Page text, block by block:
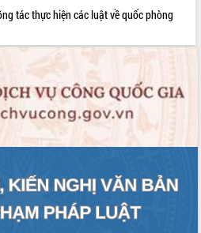
tác thực hiện các luật về quốc phòng